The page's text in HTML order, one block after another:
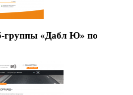
группы «Дабл Ю» по